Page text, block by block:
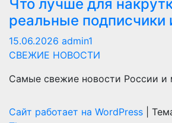
Что лучше для
реальные подписчики
15.06.2026 admin1
СВЕЖИЕ НОВОСТИ
Самые свежие новости России и
Сайт работает на WordPress